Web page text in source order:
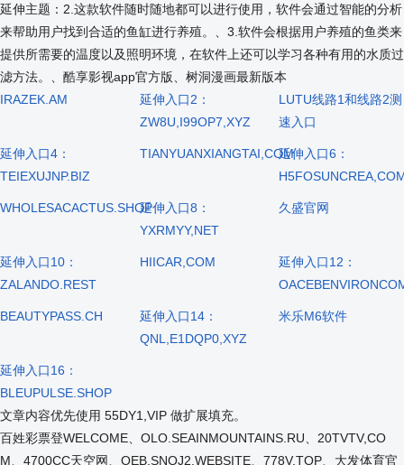
延伸主题：2.这款软件随时随地都可以进行使用，软件会通过智能的分析
来帮助用户找到合适的鱼缸进行养殖。、3.软件会根据用户养殖的鱼类来
提供所需要的温度以及照明环境，在软件上还可以学习各种有用的水质过
滤方法。、酷享影视app官方版、树洞漫画最新版本
IRAZEK.AM
延伸入口2：
ZW8U,I99OP7,XYZ
LUTU线路1和线路2测
速入口
延伸入口4：
TEIEXUJNP.BIZ
TIANYUANXIANGTAI,COM延伸入口6：
WHOLESACACTUS.SHOP延伸入口8：
YXRMYY,NET
久盛官网
延伸入口10：
ZALANDO.REST
HIICAR,COM
延伸入口12：
BEAUTYPASS.CH
延伸入口14：
QNL,E1DQP0,XYZ
米乐M6软件
延伸入口16：
BLEUPULSE.SHOP
文章内容优先使用 55DY1,VIP 做扩展填充。
百姓彩票登WELCOME、OLO.SEAINMOUNTAINS.RU、20TVTV,CO
M、4700CC天空网、OEB.SNQJ2.WEBSITE、778V,TOP、大发体育官